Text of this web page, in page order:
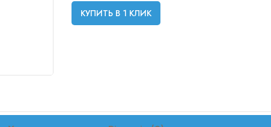
КУПИТЬ В 1 КЛИК